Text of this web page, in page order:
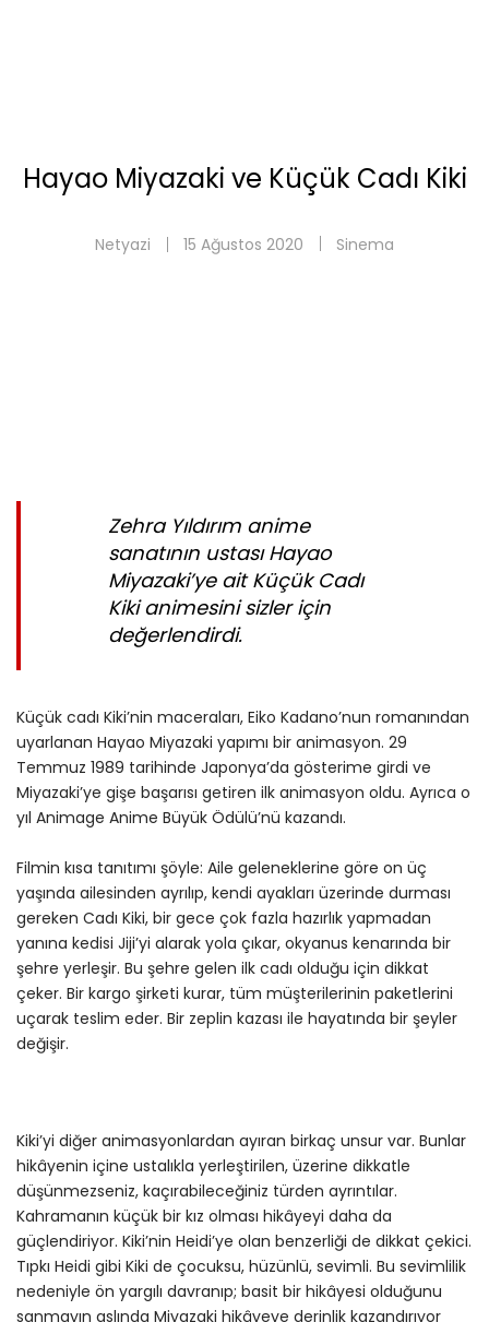
Hayao Miyazaki ve Küçük Cadı Kiki
Netyazi 15 Ağustos 2020 Sinema
Zehra Yıldırım anime
sanatının ustası Hayao
Miyazaki’ye ait Küçük Cadı
Kiki animesini sizler için
değerlendirdi.
Küçük cadı Kiki’nin maceraları, Eiko Kadano’nun romanından
uyarlanan Hayao Miyazaki yapımı bir animasyon. 29
Temmuz 1989 tarihinde Japonya’da gösterime girdi ve
Miyazaki’ye gişe başarısı getiren ilk animasyon oldu. Ayrıca o
yıl Animage Anime Büyük Ödülü’nü kazandı.
Filmin kısa tanıtımı şöyle: Aile geleneklerine göre on üç
yaşında ailesinden ayrılıp, kendi ayakları üzerinde durması
gereken Cadı Kiki, bir gece çok fazla hazırlık yapmadan
yanına kedisi Jiji’yi alarak yola çıkar, okyanus kenarında bir
şehre yerleşir. Bu şehre gelen ilk cadı olduğu için dikkat
çeker. Bir kargo şirketi kurar, tüm müşterilerinin paketlerini
uçarak teslim eder. Bir zeplin kazası ile hayatında bir şeyler
değişir.
Kiki’yi diğer animasyonlardan ayıran birkaç unsur var. Bunlar
hikâyenin içine ustalıkla yerleştirilen, üzerine dikkatle
düşünmezseniz, kaçırabileceğiniz türden ayrıntılar.
Kahramanın küçük bir kız olması hikâyeyi daha da
güçlendiriyor. Kiki’nin Heidi’ye olan benzerliği de dikkat çekici.
Tıpkı Heidi gibi Kiki de çocuksu, hüzünlü, sevimli. Bu sevimlilik
nedeniyle ön yargılı davranıp; basit bir hikâyesi olduğunu
sanmayın aslında Miyazaki hikâyeye derinlik kazandırıyor